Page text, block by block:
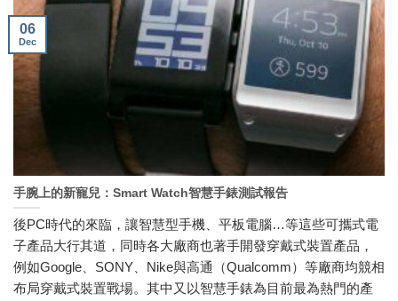
手腕上的新寵兒：Smart Watch智慧手錶測試報告
後PC時代的來臨，讓智慧型手機、平板電腦…等這些可攜式電
子產品大行其道，同時各大廠商也著手開發穿戴式裝置產品，
例如Google、SONY、Nike與高通（Qualcomm）等廠商均競相
布局穿戴式裝置戰場。其中又以智慧手錶為目前最為熱門的產
06
Dec